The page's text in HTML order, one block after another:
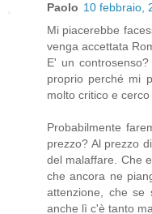
Paolo 10 febbraio,
Mi piacerebbe
venga accettata
E' un
proprio perché mi
molto critico e
Probabilmente
prezzo? Al prezzo
del malaffare. Che
che ancora ne
attenzione, che se
anche lì c'è tanto